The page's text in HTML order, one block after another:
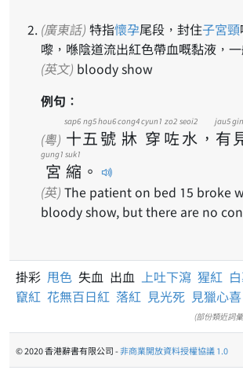
(廣東話) 特指懷孕尾段，封住子宮頸
嚟，喺陰道流出紅色帶血嘅黏液，
(英文) bloody show
例句：
(粵) 十
sap6
五
ng5
號
hou6
牀
cong4
穿
cyun1
咗
zo2
水
seoi2
， 有
jau5
宮
gung1
縮
suk1
。
(英) The patient on bed 15 broke
bloody show, but there are no
掛彩 甩色 失血 出血 上吐下瀉 猩紅
竄紅 花無百日紅 落紅 見光死 見獵心喜
(部份類近詞
© 2020 香港辭書有限公司 -非商業開放資料授權協議 1.0